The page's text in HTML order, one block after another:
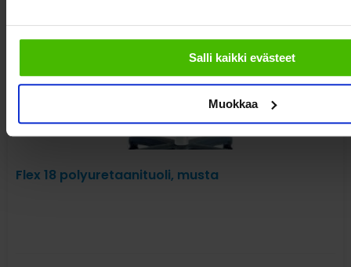
Salli kaikki evästeet
Muokkaa
Flex 18 polyuretaanituoli, musta